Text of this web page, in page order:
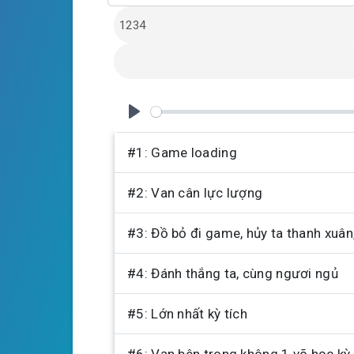
P
l
a
y
#1: Game loading
#2: Van cân lực lượng
#3: Đồ bỏ đi game, hủy ta thanh
#4: Đánh thắng ta, cùng ngươi ngủ
#5: Lớn nhất kỳ tích